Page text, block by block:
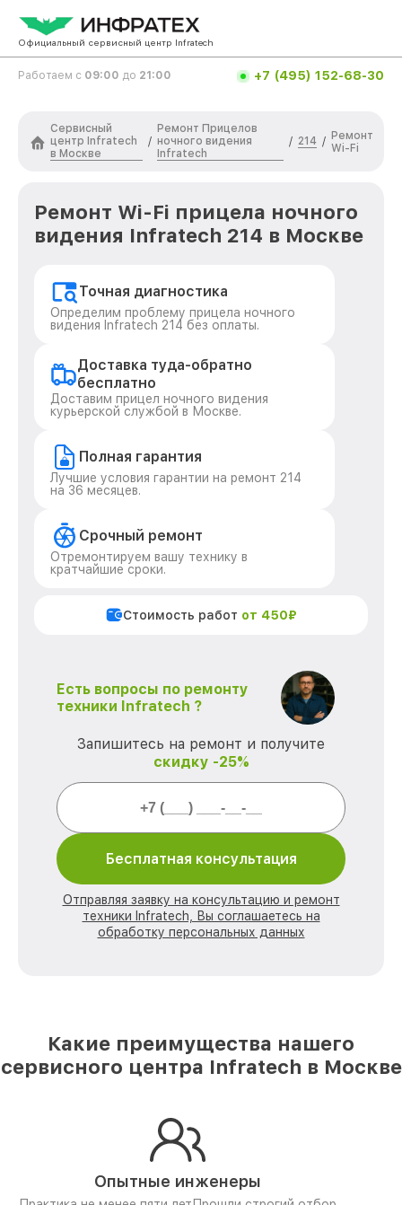
Официальный сервисный центр Infratech
Работаем с 09:00 до 21:00 +7 (495) 152-68-30
Сервисный
центр Infratech
в Москве
/
Ремонт Прицелов
ночного видения
Infratech
/ 214 / Ремонт
Wi-Fi
Ремонт Wi-Fi прицела ночного
видения Infratech 214 в Москве
Точная диагностика
Определим проблему прицела ночного
видения Infratech 214 без оплаты.
Доставка туда-обратно
бесплатно
Доставим прицел ночного видения
курьерской службой в Москве.
Полная гарантия
Лучшие условия гарантии на ремонт 214
на 36 месяцев.
Срочный ремонт
Отремонтируем вашу технику в
кратчайшие сроки.
Стоимость работ от 450₽
Есть вопросы по ремонту
техники Infratech ?
Запишитесь на ремонт и получите
скидку -25%
Бесплатная консультация
Отправляя заявку на консультацию и ремонт
техники Infratech, Вы соглашаетесь на
обработку персональных данных
Какие преимущества нашего
сервисного центра Infratech в Москве
Опытные инженеры